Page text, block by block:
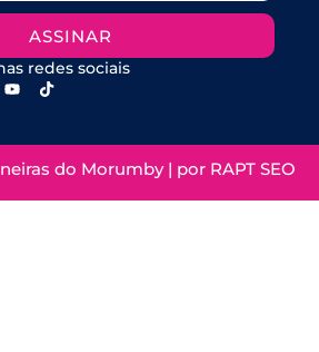
ASSINAR
redes sociais
do Morumby | por RAPT SEO